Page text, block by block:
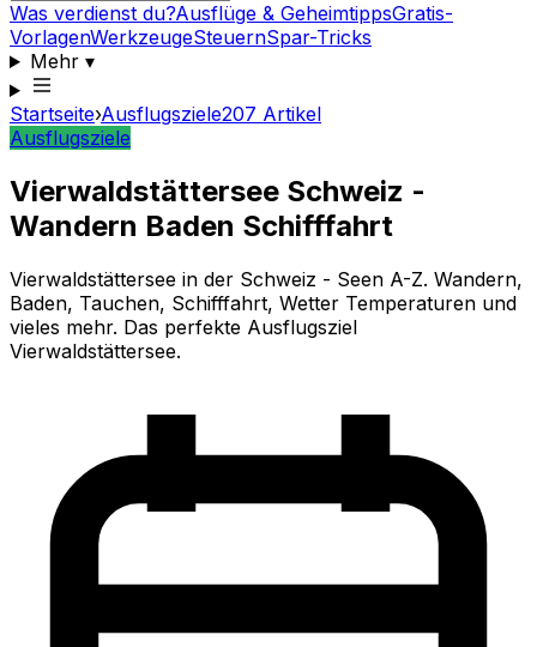
Was verdienst du?Ausflüge & GeheimtippsGratis-
VorlagenWerkzeugeSteuernSpar-Tricks
Mehr▾
Startseite›Ausflugsziele207 Artikel
Ausflugsziele
Vierwaldstättersee Schweiz -
Wandern Baden Schifffahrt
Vierwaldstättersee in der Schweiz - Seen A-Z. Wandern,
Baden, Tauchen, Schifffahrt, Wetter Temperaturen und
vieles mehr. Das perfekte Ausflugsziel
Vierwaldstättersee.